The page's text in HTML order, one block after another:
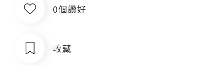
0個讚好
收藏